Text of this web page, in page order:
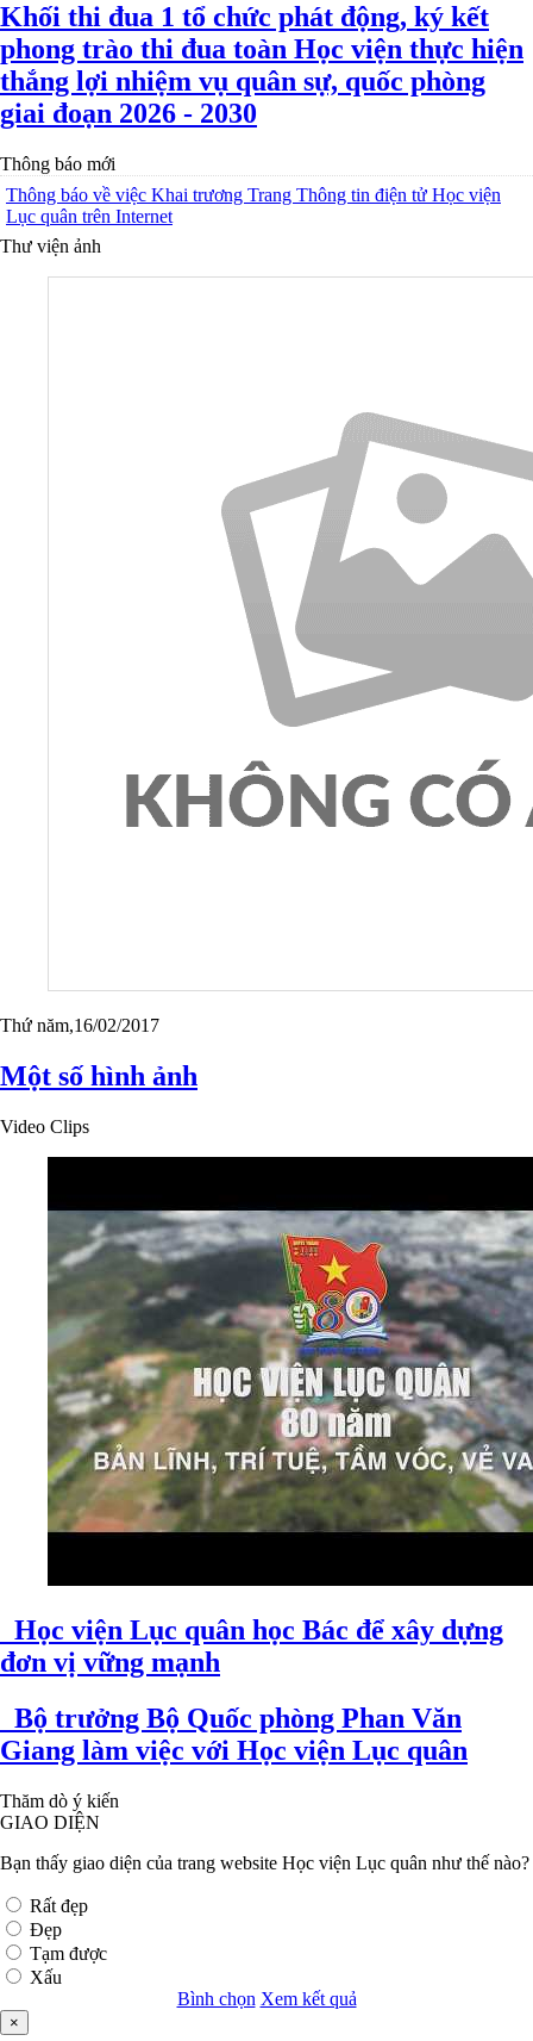
Khối thi đua 1 tổ chức phát động, ký kết
phong trào thi đua toàn Học viện thực hiện
thắng lợi nhiệm vụ quân sự, quốc phòng
giai đoạn 2026 - 2030
Thông báo mới
Thông báo về việc Khai trương Trang Thông tin điện tử Học viện
Lục quân trên Internet
Thư viện ảnh
Thứ năm,16/02/2017
Một số hình ảnh
Video Clips
Học viện Lục quân học Bác để xây dựng
đơn vị vững mạnh
Bộ trưởng Bộ Quốc phòng Phan Văn
Giang làm việc với Học viện Lục quân
Thăm dò ý kiến
GIAO DIỆN
Bạn thấy giao diện của trang website Học viện Lục quân như thế nào?
Rất đẹp
Đẹp
Tạm được
Xấu
Bình chọn Xem kết quả
×